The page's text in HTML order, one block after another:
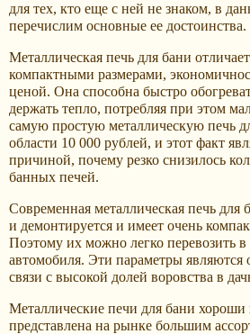
для тех, кто еще с ней не знаком, в
перечислим основные ее достоинства.
Металлическая печь для бани
компактными размерами,
ценой. Она способна быстро
держать тепло, потребляя при этом
самую простую металлическую печь
области 10 000 рублей, и этот факт
причиной, почему резко снизилось
банных печей.
Современная металлическая печь для
и демонтируется и имеет очень
Поэтому их можно легко перевозить
автомобиля. Эти параметры
связи с высокой долей воровства в
Металлические печи для бани хороши
представлена на рынке большим